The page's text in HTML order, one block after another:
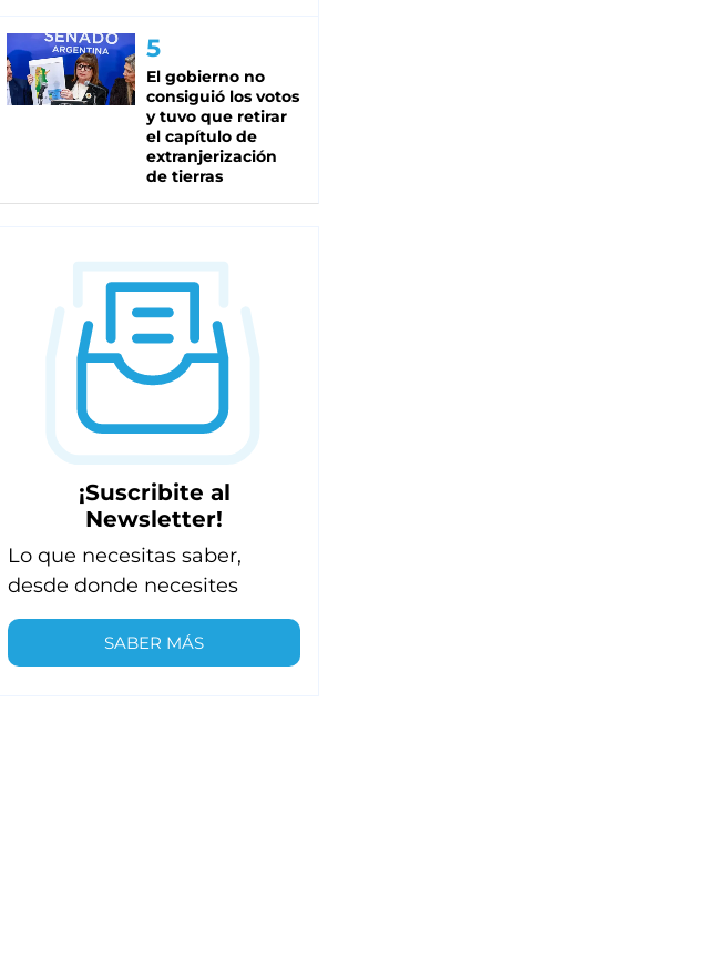
El gobierno no
consiguió los votos
y tuvo que retirar
el capítulo de
extranjerización
de tierras
¡Suscribite al
Newsletter!
Lo que necesitas saber,
desde donde necesites
SABER MÁS